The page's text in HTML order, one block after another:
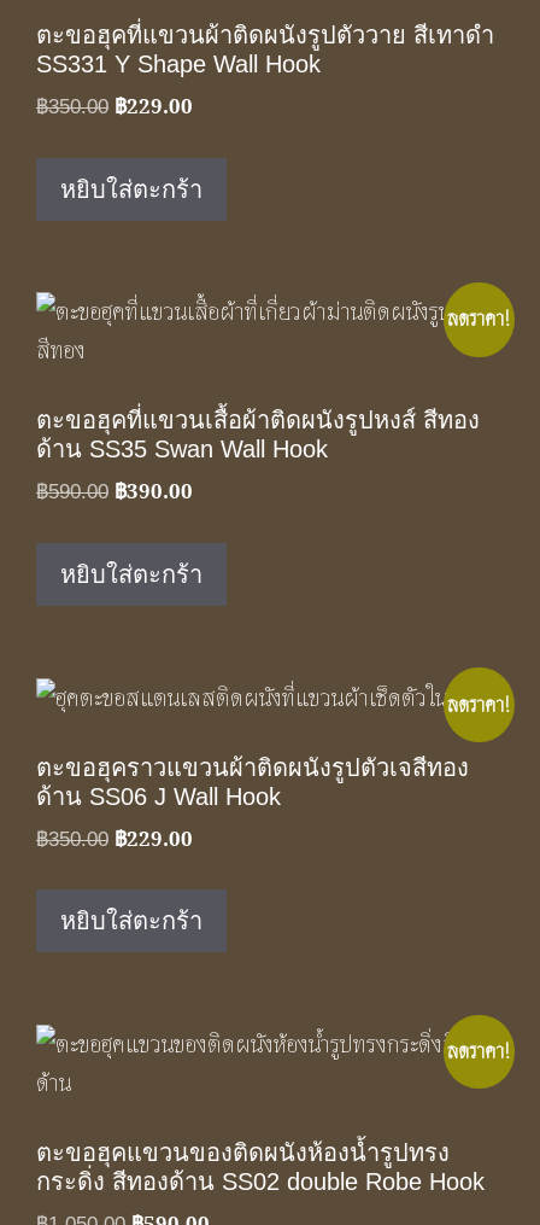
ตะขอฮุคที่แขวนผ้าติดผนังรูปตัววาย สีเทาดำ
SS331 Y Shape Wall Hook
฿350.00 Original
฿350.00.
฿229.00
฿229.00.
หยิบใส่ตะกร้า
ลดราคา!
ตะขอฮุคที่แขวนเสื้อผ้าติดผนังรูปหงส์ สีทอง
ด้าน SS35 Swan Wall Hook
฿590.00 Original
was:
฿590.00.
฿390.00
฿390.00.
หยิบใส่ตะกร้า
ลดราคา!
ตะขอฮุคราวแขวนผ้าติดผนังรูปตัวเจสีทอง
ด้าน SS06 J Wall Hook
฿350.00 Original
was:
฿350.00.
฿229.00
฿229.00.
หยิบใส่ตะกร้า
ลดราคา!
ตะขอฮุคแขวนของติดผนังห้องน้ำรูปทรง
กระดิ่ง สีทองด้าน SS02 double Robe Hook